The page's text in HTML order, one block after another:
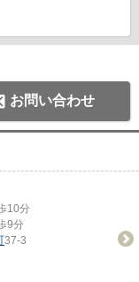
お問い合わせ
10分
9分
37-3